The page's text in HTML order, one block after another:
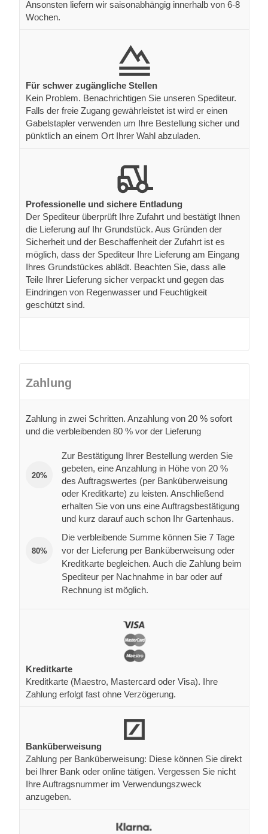
Ansonsten liefern wir saisonabhängig innerhalb von 6-8
Wochen.
Für schwer zugängliche Stellen
Kein Problem. Benachrichtigen Sie unseren Spediteur.
Falls der freie Zugang gewährleistet ist wird er einen
Gabelstapler verwenden um Ihre Bestellung sicher und
pünktlich an einem Ort Ihrer Wahl abzuladen.
Professionelle und sichere Entladung
Der Spediteur überprüft Ihre Zufahrt und bestätigt Ihnen
die Lieferung auf Ihr Grundstück. Aus Gründen der
Sicherheit und der Beschaffenheit der Zufahrt ist es
möglich, dass der Spediteur Ihre Lieferung am Eingang
Ihres Grundstückes ablädt. Beachten Sie, dass alle
Teile Ihrer Lieferung sicher verpackt und gegen das
Eindringen von Regenwasser und Feuchtigkeit
geschützt sind.
Zahlung
Zahlung in zwei Schritten. Anzahlung von 20 % sofort
und die verbleibenden 80 % vor der Lieferung
20%
Zur Bestätigung Ihrer Bestellung werden Sie
gebeten, eine Anzahlung in Höhe von 20 %
des Auftragswertes (per Banküberweisung
oder Kreditkarte) zu leisten. Anschließend
erhalten Sie von uns eine Auftragsbestätigung
und kurz darauf auch schon Ihr Gartenhaus.
80%
Die verbleibende Summe können Sie 7 Tage
vor der Lieferung per Banküberweisung oder
Kreditkarte begleichen. Auch die Zahlung beim
Spediteur per Nachnahme in bar oder auf
Rechnung ist möglich.
Kreditkarte
Kreditkarte (Maestro, Mastercard oder Visa). Ihre
Zahlung erfolgt fast ohne Verzögerung.
Banküberweisung
Zahlung per Banküberweisung: Diese können Sie direkt
bei Ihrer Bank oder online tätigen. Vergessen Sie nicht
Ihre Auftragsnummer im Verwendungszweck
anzugeben.